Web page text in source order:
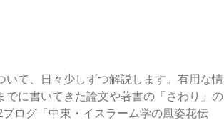
て、日々少しずつ解説します。有用な情
に書いてきた論文や著書の「さわり」の
ログ「中東・イスラーム学の風姿花伝